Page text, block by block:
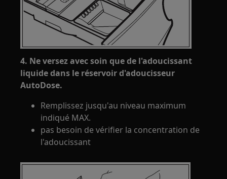
4. Ne versez avec soin que de l'adoucissant
liquide dans le réservoir d'adoucisseur
AutoDose.
Remplissez jusqu'au niveau maximum
indiqué MAX.
pas besoin de vérifier la concentration de
l'adoucissant